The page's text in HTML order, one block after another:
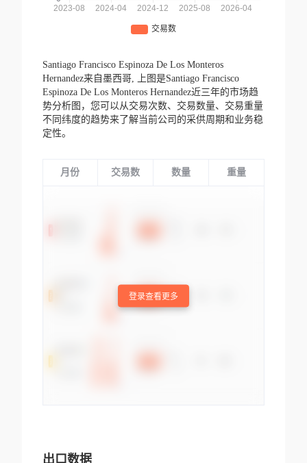
Santiago Francisco Espinoza De Los Monteros
Hernandez来自墨西哥,
上图是Santiago Francisco
Espinoza De Los Monteros Hernandez近三年的市场趋
势分析图，您可以从交易次数、交易数量、交易重量
不同纬度的趋势来了解当前公司的采供周期和业务稳
定性。
月份 交易数 数量 重量
登录查看更多
出口数据